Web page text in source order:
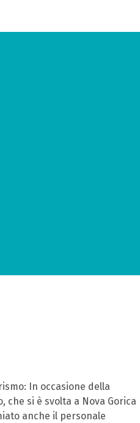
In occasione della
che si è svolta a Nova Gorica
anche il personale